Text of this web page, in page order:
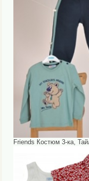
Friends Костюм 3-ка,